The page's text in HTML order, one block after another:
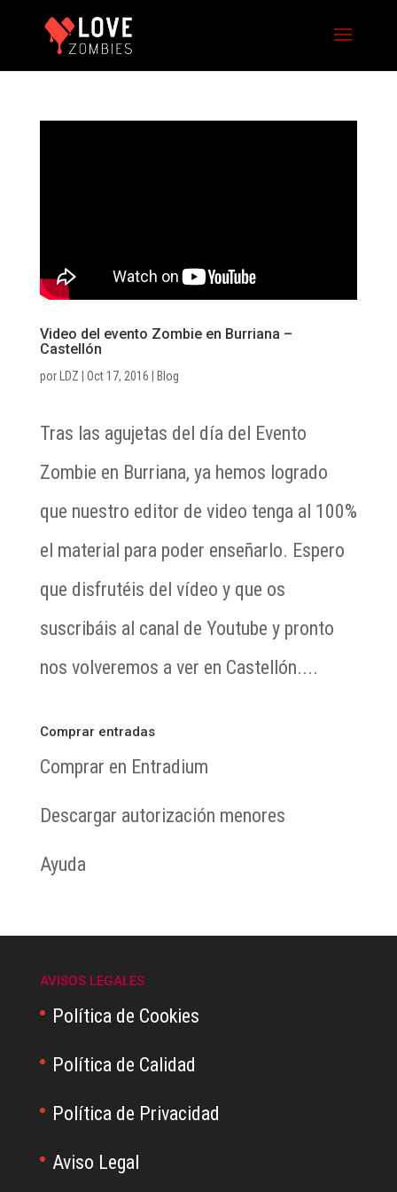
Video del evento Zombie en Burriana –
Castellón
por LDZ Oct 17, 2016 Blog
Tras las agujetas del día del Evento
Zombie en Burriana, ya hemos logrado
que nuestro editor de video tenga al 100%
el material para poder enseñarlo. Espero
que disfrutéis del vídeo y que os
suscribáis al canal de Youtube y pronto
nos volveremos a ver en Castellón....
Comprar entradas
Comprar en Entradium
Descargar autorización menores
Ayuda
AVISOS LEGALES
Política de Cookies
Política de Calidad
Política de Privacidad
Aviso Legal